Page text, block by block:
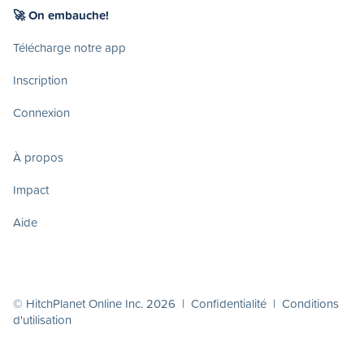
🚀 On embauche!
Télécharge notre app
Inscription
Connexion
À propos
Impact
Aide
© HitchPlanet Online Inc. 2026 | Confidentialité | Conditions
d'utilisation